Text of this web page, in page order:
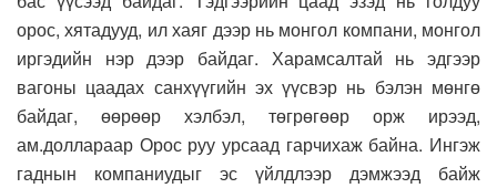
орос, хятадууд, ил хаяг дээр нь монгол компани, монгол
иргэдийн нэр дээр байдаг. Харамсалтай нь эдгээр
вагоны цаадах санхүүгийн эх үүсвэр нь бэлэн мөнгө
байдаг, өөрөөр хэлбэл, төгрөгөөр орж ирээд,
ам.доллараар Орос руу урсаад гарчихаж байна. Ингэж
гаднын компаниудыг эс үйлдлээр дэмжээд байж